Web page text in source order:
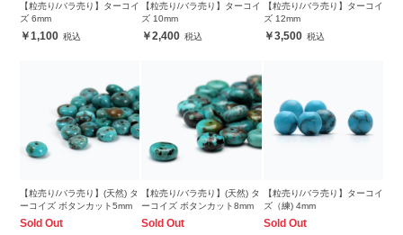
【粒売り/バラ売り】ターコイ
ズ 6mm
1,100
【粒売り/バラ売り】ターコイ
ズ 10mm
2,400
【粒売り/バラ売り】ターコイ
ズ 12mm
3,500
【粒売り/バラ売り】(天然) タ
ーコイズ ボタンカット5mm
Sold Out
【粒売り/バラ売り】(天然) タ
ーコイズ ボタンカット8mm
Sold Out
【粒売り/バラ売り】ターコイ
ズ（練) 4mm
Sold Out